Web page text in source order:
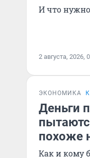
И что нужно
2 августа, 2026,
ЭКОНОМИКА
Деньги
похоже
Как и кому